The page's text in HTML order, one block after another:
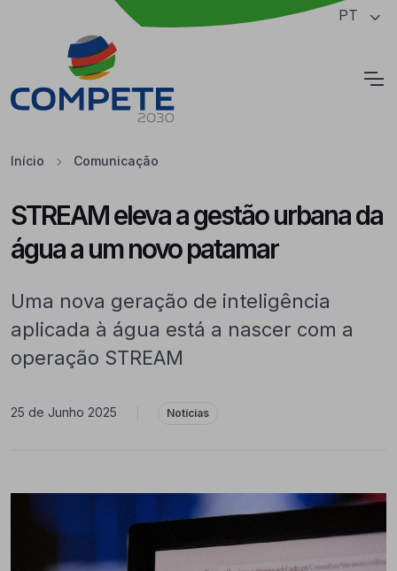
Saltar para o conteúdo principal da página PT
Início Comunicação
STREAM eleva a gestão urbana da
água a um novo patamar
Uma nova geração de inteligência
aplicada à água está a nascer com a
operação STREAM
25 de Junho 2025 Notícias